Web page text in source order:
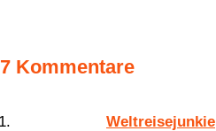
7 Kommentare
Weltreisejunkie